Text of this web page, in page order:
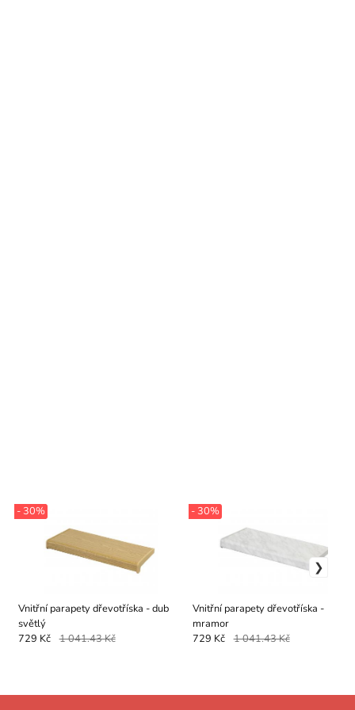
Vnitřní parapety dřevotříska - dub
světlý
- 30%
729 Kč 1 041.43 Kč
Vnitřní parapety dřevotříska -
mramor
- 30%
729 Kč 1 041.43 Kč